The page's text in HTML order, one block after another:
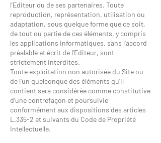
l'Editeur ou de ses partenaires. Toute
reproduction, représentation, utilisation ou
adaptation, sous quelque forme que ce soit,
de tout ou partie de ces éléments, y compris
les applications informatiques, sans l'accord
préalable et écrit de l'Editeur, sont
strictement interdites.
Toute exploitation non autorisée du Site ou
de l’un quelconque des éléments qu’il
contient sera considérée comme constitutive
d’une contrefaçon et poursuivie
conformément aux dispositions des articles
L.335-2 et suivants du Code de Propriété
Intellectuelle.